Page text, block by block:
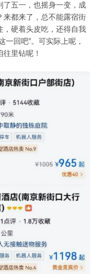
了五一，也摇身一变，成
来都来了，总不能露宿街
，硬着头皮吃，还得自我
一回吧”。可实际上呢，
里钻呢！